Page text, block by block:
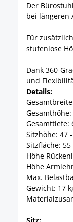
Der
bei längeren
Für
stufenlose
Dank 360-
und
Details:
Gesamttiefe:
Sitzhöhe: 47
Sitzfläche: 55
Höhe
Höhe
Max.
Gewicht: 17